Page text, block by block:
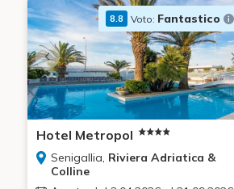
8.8 Voto: Fantastico
Hotel Metropol
Senigallia, Riviera Adriatica &
Colline